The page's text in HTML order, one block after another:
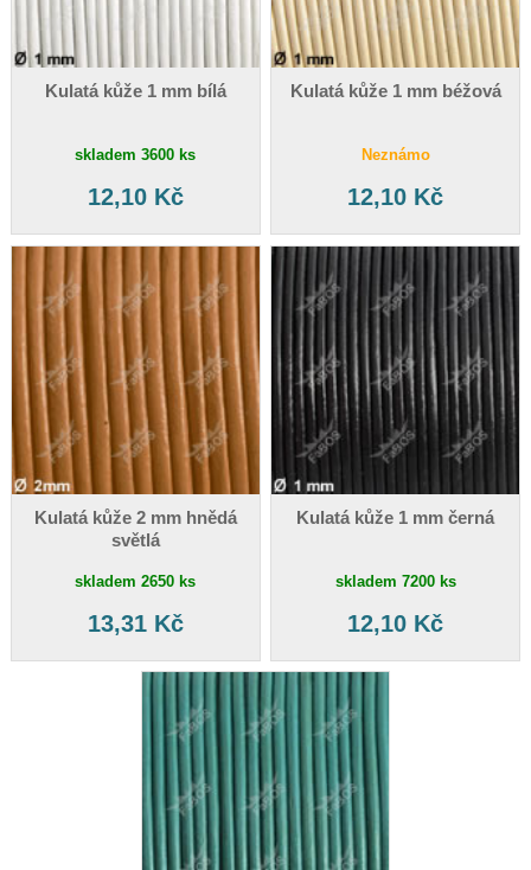
Kulatá kůže 1 mm bílá
skladem 3600 ks
12,10 Kč
Kulatá kůže 1 mm béžová
Neznámo
12,10 Kč
Kulatá kůže 2 mm hnědá
světlá
skladem 2650 ks
13,31 Kč
Kulatá kůže 1 mm černá
skladem 7200 ks
12,10 Kč